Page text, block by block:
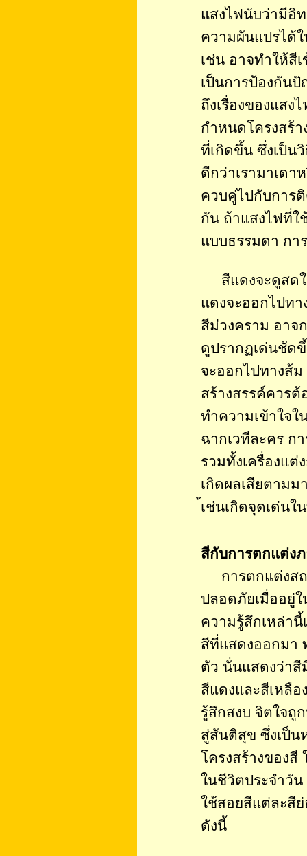
แสงไฟนับว่ามีอิ
ความผันแปรได้
เช่น อาจทำให้สี
เป็นการป้องกัน
ถึงเรื่องของแสง
กำหนดโครงสร้
ที่เกิดขึ้น ซึ่งเป็น
ดีกว่าเรามาเดา
ควบคู่ไปกับการ
กัน ถ้าแสงไฟที่ใ
แบบธรรมดา ก
สีแดงจะดูสดใ
แดงจะออกไปทา
สีม่วงคราม อาจ
ดูปรากฏเด่นชัด
จะออกไปทางส้
สร้างสรรค์ควรต้
ทำความเข้าใจใ
ฉากเวทีละคร ก
รวมทั้งเครื่องแต่
เกิดผลเสียตามม
เช่นเกิดจุดเด่นใ
สีกับการตกแต่ง
การตกแต่งส
ปลอดภัยเมื่ออยู่
ความรู้สึกเหล่านี้
สีที่แสดงออกมา
ตัว นั่นแสดงว่าสี
สีแดงและสีเหลือ
รู้สึกสงบ จิตใจถู
สู่สันติสุข ซึ่งเป็น
โครงสร้างของสี
ในชีวิตประจำวัน
ใช้สอยสีแต่ละสี
ดังนี้